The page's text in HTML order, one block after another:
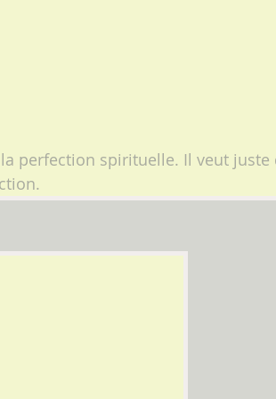
perfection spirituelle. Il veut juste